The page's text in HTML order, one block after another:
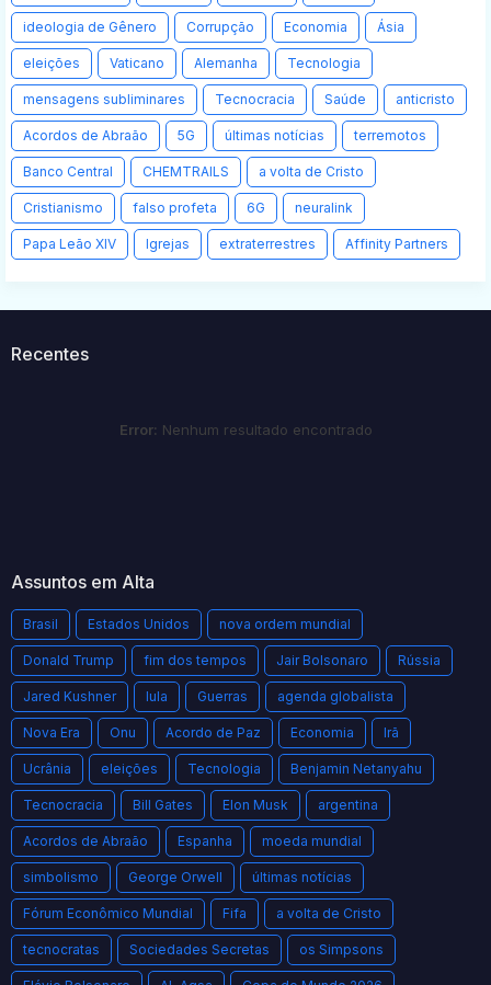
ideologia de Gênero Corrupção Economia Ásia
eleições Vaticano Alemanha Tecnologia
mensagens subliminares Tecnocracia Saúde anticristo
Acordos de Abraão 5G últimas notícias terremotos
Banco Central CHEMTRAILS a volta de Cristo
Cristianismo falso profeta 6G neuralink
Papa Leão XIV Igrejas extraterrestres Affinity Partners
Recentes
Error: Nenhum resultado encontrado
Assuntos em Alta
Brasil Estados Unidos nova ordem mundial
Donald Trump fim dos tempos Jair Bolsonaro Rússia
Jared Kushner lula Guerras agenda globalista
Nova Era Onu Acordo de Paz Economia Irã
Ucrânia eleições Tecnologia Benjamin Netanyahu
Tecnocracia Bill Gates Elon Musk argentina
Acordos de Abraão Espanha moeda mundial
simbolismo George Orwell últimas notícias
Fórum Econômico Mundial Fifa a volta de Cristo
tecnocratas Sociedades Secretas os Simpsons